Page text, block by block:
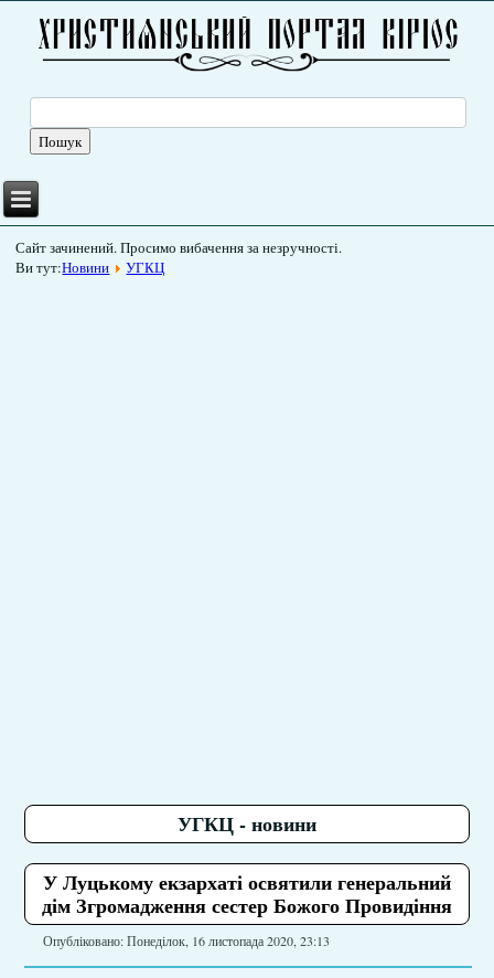
Сайт зачинений. Просимо вибачення за незручності.
Ви тут:Новини УГКЦ
УГКЦ - новини
У Луцькому екзархаті освятили генеральний
дім Згромадження сестер Божого Провидіння
Опубліковано: Понеділок, 16 листопада 2020, 23:13